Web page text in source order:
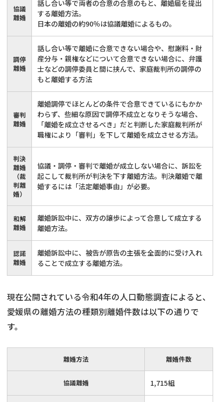
協議
離婚
話し合い等で両者の合意の合意のもと、離婚届を提出
する離婚方法。
日本の離婚の約90％は協議離婚によるもの。
調停
離婚
話し合い等で離婚に合意できない場合や、慰謝料・財
産分与・親権などについて合意できない場合に、弁護
士などの調停委員と間に挟んで、家庭裁判所の調停の
もと離婚する方法
審判
離婚
離婚調停でほとんどの条件で合意できているにもかか
わらず、些細な原因で調停不成立となりそうな場合、
「離婚を成立させるべき」だと判断した家庭裁判所が
職権により「審判」を下して離婚を成立させる方法。
判決
離婚
（裁
判離
婚）
協議・調停・審判で離婚が成立しない場合に、訴訟を
起こして裁判所が判決を下す離婚方法。判決離婚で離
婚するには「法定離婚事由」が必要。
和解
離婚
離婚訴訟中に、双方の譲歩によって合意して成立する
離婚方法。
認諾
離婚
離婚訴訟中に、被告が原告の主張を全面的に受け入れ
ることで成立する離婚方法。
現在公開されている令和4年の人口動態調査によると、
愛媛県の離婚方法の種類別離婚件数は以下の通りで
す。
離婚方法 離婚件数
協議離婚 1,715組